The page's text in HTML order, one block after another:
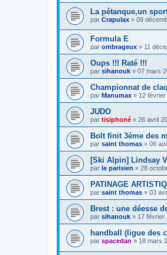
La pétanque,un
par Crapulax » 09
Formula E
par ombrageux » 11
Oups !!! Raté !!!
par sihanouk » 07 mars
Championnat de
par Manumax » 12
JUDO
par tisiphoné » 26 avril
Bolt finit 3éme des
par saint thomas » 06
[Ski Alpin] Lindsay
par le parisien » 28
PATINAGE
par saint thomas » 03
Brest : une déesse
par sihanouk » 17 février
handball (ligue des
par spacedan » 18 mars